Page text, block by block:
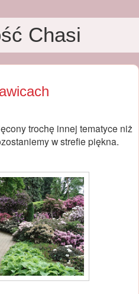
Chasi
trochę innej tematyce niż
w strefie piękna.